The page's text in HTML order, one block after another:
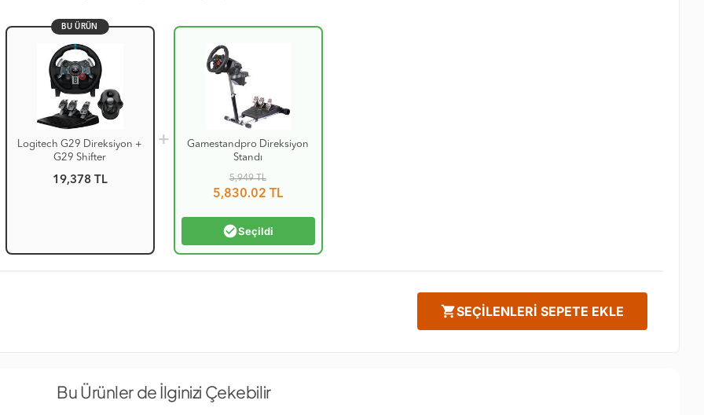
BU ÜRÜN
Logitech G29 Direksiyon +
G29 Shifter
19,378 TL
+
Gamestandpro Direksiyon
Standı
5,949TL
5,830.02 TL
check_circleSeçildi
shopping_cartSEÇILENLERI SEPETE EKLE
Bu Ürünler de İlginizi Çekebilir